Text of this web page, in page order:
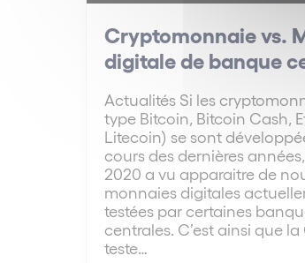
Cryptomonnaie vs.
digitale de banque
Actualités Si les
type Bitcoin, Bitcoin Cash,
Litecoin) se sont
cours des dernières
2020 a vu apparaitre de
monnaies digitales
testées par certaines
centrales. C’est ainsi que
teste…